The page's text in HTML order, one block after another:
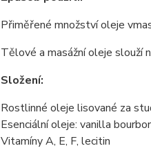
Přiměřené množství oleje
Tělové a masážní oleje slouží
Složení:
Rostlinné oleje lisované za
Esenciální oleje: vanilla
Vitamíny A, E, F, lecitin